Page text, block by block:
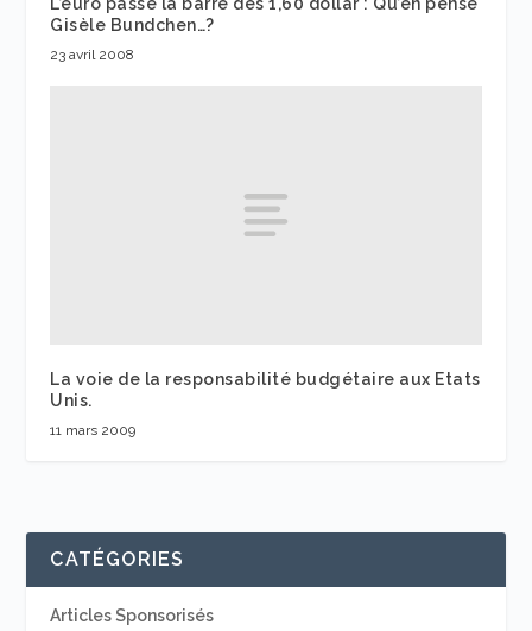
L’euro passe la barre des 1,60 dollar : Qu’en pense
Gisèle Bundchen…?
23 avril 2008
La voie de la responsabilité budgétaire aux Etats
Unis.
11 mars 2009
CATÉGORIES
Articles Sponsorisés